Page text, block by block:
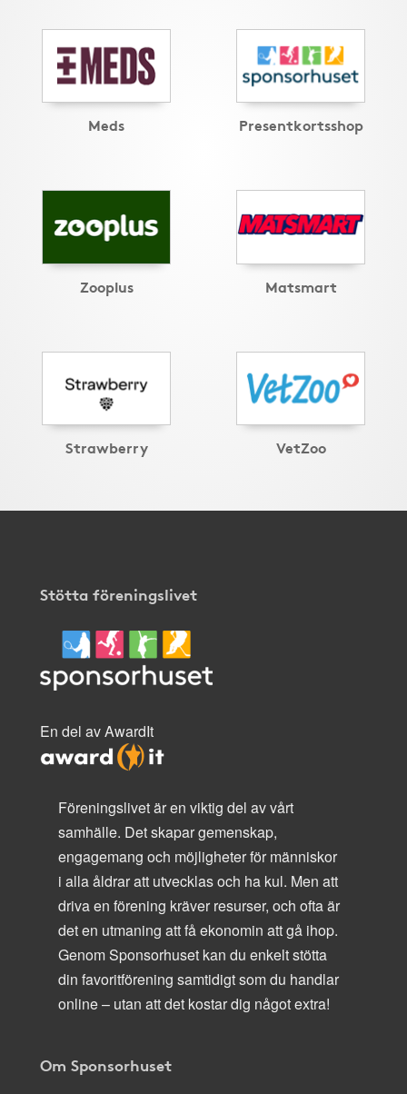
Meds Presentkortsshop
Zooplus Matsmart
Strawberry VetZoo
Stötta föreningslivet
En del av AwardIt
Föreningslivet är en viktig del av vårt
samhälle. Det skapar gemenskap,
engagemang och möjligheter för människor
i alla åldrar att utvecklas och ha kul. Men att
driva en förening kräver resurser, och ofta är
det en utmaning att få ekonomin att gå ihop.
Genom Sponsorhuset kan du enkelt stötta
din favoritförening samtidigt som du handlar
online – utan att det kostar dig något extra!
Om Sponsorhuset